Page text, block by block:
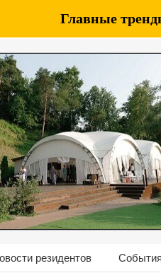
Главные
резидентов